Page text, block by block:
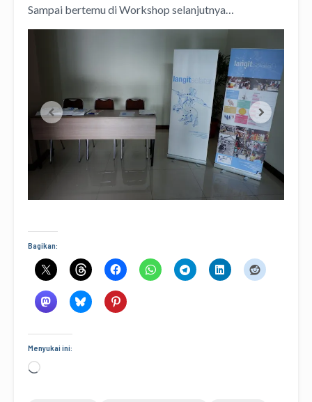
Sampai bertemu di Workshop selanjutnya…
Bagikan:
Menyukai ini:
Memuat...